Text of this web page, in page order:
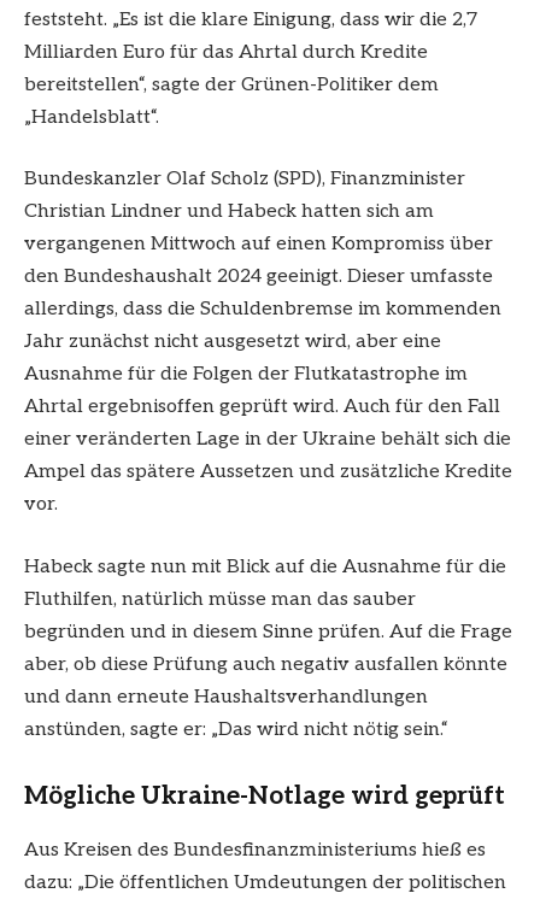
feststeht. „Es ist die klare Einigung, dass wir die 2,7
Milliarden Euro für das Ahrtal durch Kredite
bereitstellen“, sagte der Grünen-Politiker dem
„Handelsblatt“.
Bundeskanzler Olaf Scholz (SPD), Finanzminister
Christian Lindner und Habeck hatten sich am
vergangenen Mittwoch auf einen Kompromiss über
den Bundeshaushalt 2024 geeinigt. Dieser umfasste
allerdings, dass die Schuldenbremse im kommenden
Jahr zunächst nicht ausgesetzt wird, aber eine
Ausnahme für die Folgen der Flutkatastrophe im
Ahrtal ergebnisoffen geprüft wird. Auch für den Fall
einer veränderten Lage in der Ukraine behält sich die
Ampel das spätere Aussetzen und zusätzliche Kredite
vor.
Habeck sagte nun mit Blick auf die Ausnahme für die
Fluthilfen, natürlich müsse man das sauber
begründen und in diesem Sinne prüfen. Auf die Frage
aber, ob diese Prüfung auch negativ ausfallen könnte
und dann erneute Haushaltsverhandlungen
anstünden, sagte er: „Das wird nicht nötig sein.“
Mögliche Ukraine-Notlage wird geprüft
Aus Kreisen des Bundesfinanzministeriums hieß es
dazu: „Die öffentlichen Umdeutungen der politischen